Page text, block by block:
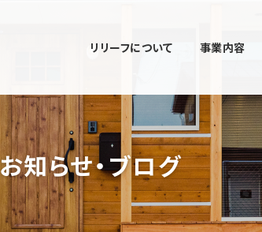
リリーフについて 事業内容
お知らせ・ブログ